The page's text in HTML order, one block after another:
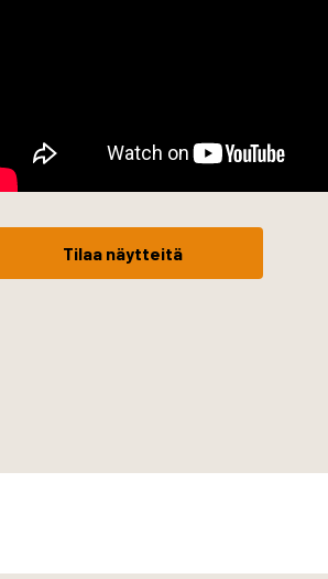
Tilaa näytteitä